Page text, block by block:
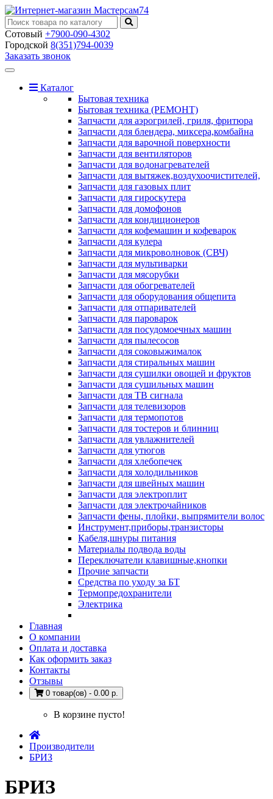
Сотовый +7900-090-4302
Городской 8(351)794-0039
Заказать звонок
Toggle
navigationКаталог
Бытовая техника
Бытовая техника (РЕМОНТ)
Запчасти для аэрогрилей, гриля, фритюра
Запчасти для блендера, миксера,комбайна
Запчасти для варочной поверхности
Запчасти для вентиляторов
Запчасти для водонагревателей
Запчасти для вытяжек,воздухоочистителей,
Запчасти для газовых плит
Запчасти для гироскутера
Запчасти для домофонов
Запчасти для кондиционеров
Запчасти для кофемашин и кофеварок
Запчасти для кулера
Запчасти для микроволновок (СВЧ)
Запчасти для мультиварки
Запчасти для мясорубки
Запчасти для обогревателей
Запчасти для оборудования общепита
Запчасти для отпаривателей
Запчасти для пароварок
Запчасти для посудомоечных машин
Запчасти для пылесосов
Запчасти для соковыжималок
Запчасти для стиральных машин
Запчасти для сушилки овощей и фруктов
Запчасти для сушильных машин
Запчасти для ТВ сигнала
Запчасти для телевизоров
Запчасти для термопотов
Запчасти для тостеров и блинниц
Запчасти для увлажнителей
Запчасти для утюгов
Запчасти для хлебопечек
Запчасти для холодильников
Запчасти для швейных машин
Запчасти для электроплит
Запчасти для электрочайников
Запчасти фены, плойки, выпрямители волос
Инструмент,приборы,транзисторы
Кабеля,шнуры питания
Материалы подвода воды
Переключатели клавишные,кнопки
Прочие запчасти
Средства по уходу за БТ
Термопредохранители
Электрика
Главная
О компании
Оплата и доставка
Как оформить заказ
Контакты
Отзывы
0 товар(ов) - 0.00 р.
В корзине пусто!
Производители
БРИЗ
БРИЗ